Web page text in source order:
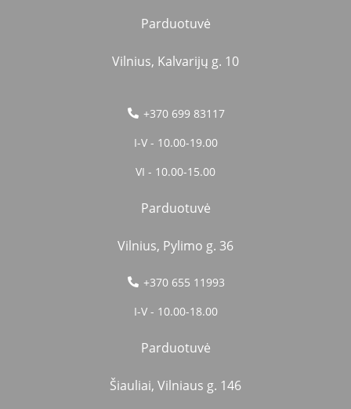
Parduotuvė
Vilnius, Kalvarijų g. 10
+370 699 83117
I-V - 10.00-19.00
VI - 10.00-15.00
Parduotuvė
Vilnius, Pylimo g. 36
+370 655 11993
I-V - 10.00-18.00
Parduotuvė
Šiauliai, Vilniaus g. 146